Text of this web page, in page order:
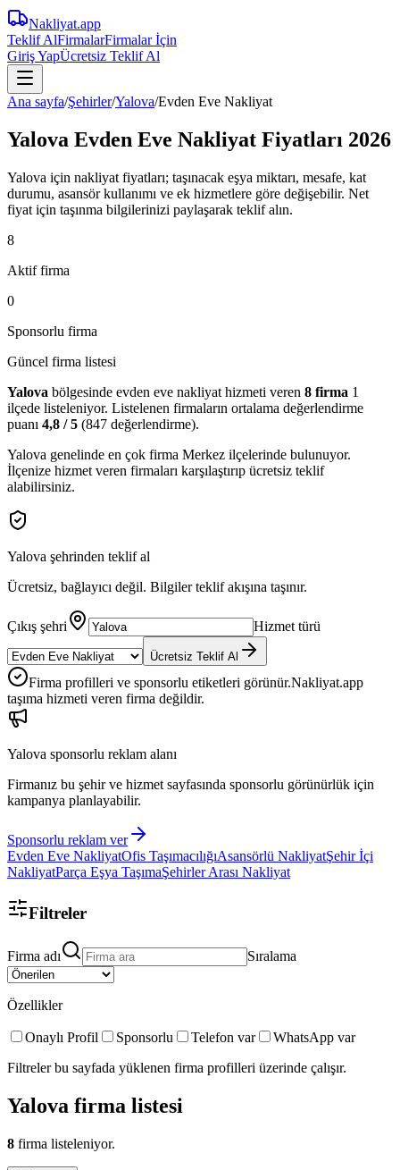
Nakliyat.app
Teklif AlFirmalarFirmalar İçin
Giriş YapÜcretsiz Teklif Al
Ana sayfa/Şehirler/Yalova/Evden Eve Nakliyat
Yalova Evden Eve Nakliyat Fiyatları 2026
Yalova için nakliyat fiyatları; taşınacak eşya miktarı, mesafe, kat
durumu, asansör kullanımı ve ek hizmetlere göre değişebilir. Net
fiyat için taşınma bilgilerinizi paylaşarak teklif alın.
8
Aktif firma
0
Sponsorlu firma
Güncel firma listesi
Yalova bölgesinde evden eve nakliyat hizmeti veren 8 firma 1
ilçede listeleniyor. Listelenen firmaların ortalama değerlendirme
puanı 4,8 / 5 (847 değerlendirme).
Yalova genelinde en çok firma Merkez ilçelerinde bulunuyor.
İlçenize hizmet veren firmaları karşılaştırıp ücretsiz teklif
alabilirsiniz.
Yalova şehrinden teklif al
Ücretsiz, bağlayıcı değil. Bilgiler teklif akışına taşınır.
Çıkış şehri Hizmet türü
Ücretsiz Teklif Al
Firma profilleri ve sponsorlu etiketleri görünür.Nakliyat.app
taşıma hizmeti veren firma değildir.
Yalova sponsorlu reklam alanı
Firmanız bu şehir ve hizmet sayfasında sponsorlu görünürlük için
kampanya planlayabilir.
Sponsorlu reklam ver
Evden Eve NakliyatOfis TaşımacılığıAsansörlü NakliyatŞehir İçi
NakliyatParça Eşya TaşımaŞehirler Arası Nakliyat
Filtreler
Firma adı Sıralama
Özellikler
Onaylı Profil Sponsorlu Telefon var
WhatsApp var
Filtreler bu sayfada yüklenen firma profilleri üzerinde çalışır.
Yalova firma listesi
8 firma listeleniyor.